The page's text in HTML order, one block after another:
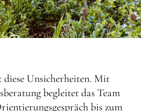
diese Unsicherheiten. Mit
begleitet das Team
bis zum